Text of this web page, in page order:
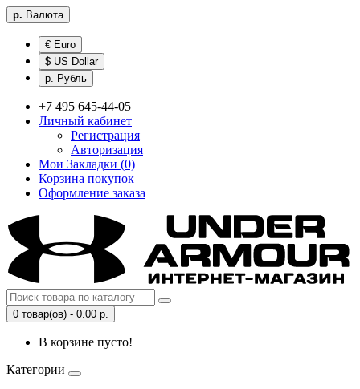
р. Валюта
€ Euro
$ US Dollar
р. Рубль
+7 495 645-44-05
Личный кабинет
Регистрация
Авторизация
Мои Закладки (0)
Корзина покупок
Оформление заказа
0 товар(ов) - 0.00 р.
В корзине пусто!
Категории